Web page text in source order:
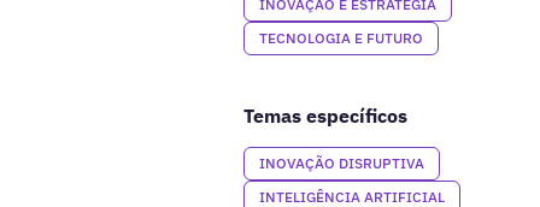
INOVAÇÃO E ESTRATÉGIA
TECNOLOGIA E FUTURO
Temas específicos
INOVAÇÃO DISRUPTIVA
INTELIGÊNCIA ARTIFICIAL